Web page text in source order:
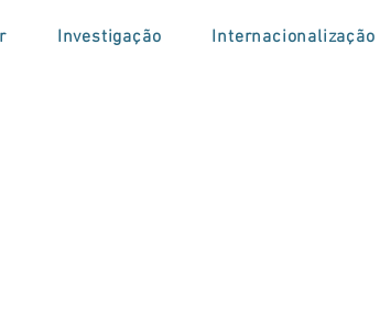
Investigação Internacionalização